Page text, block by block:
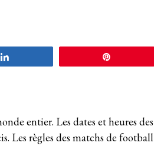
entier. Les dates et heures des
Les règles des matchs de football